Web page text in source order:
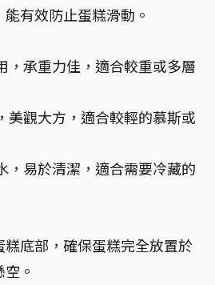
有效防止蛋糕滑動。
，承重力佳，適合較重或多層
美觀大方，適合較輕的慕斯或
，易於清潔，適合需要冷藏的
糕底部，確保蛋糕完全放置於
。